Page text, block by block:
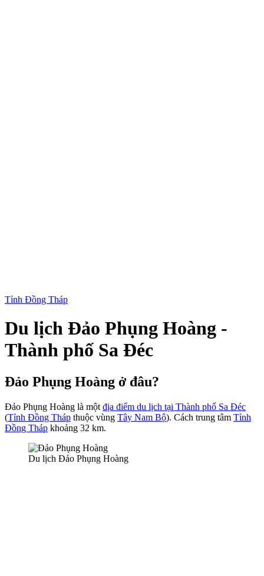
Tỉnh Đồng Tháp
Du lịch Đảo Phụng Hoàng -
Thành phố Sa Đéc
Đảo Phụng Hoàng ở đâu?
Đảo Phụng Hoàng là một địa điểm du lịch tại Thành phố Sa Đéc
(Tỉnh Đồng Tháp thuộc vùng Tây Nam Bộ). Cách trung tâm Tỉnh
Đồng Tháp khoảng 32 km.
Du lịch Đảo Phụng Hoàng